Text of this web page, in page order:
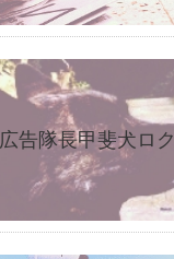
広告隊長甲斐犬ロク